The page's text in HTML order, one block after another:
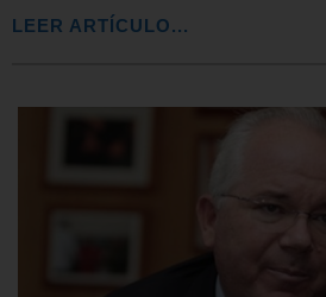
LEER ARTÍCULO...